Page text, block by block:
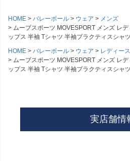
HOME バレーボール ウェア
メンズ
ムーブスポーツ MOVESPORT メンズ レ
ップス 半袖 Tシャツ 半袖プラクティスシャ
HOME
バレーボール ウェア
レディース
ムーブスポーツ MOVESPORT メンズ レ
ップス 半袖 Tシャツ 半袖プラクティスシャ
実店舗情